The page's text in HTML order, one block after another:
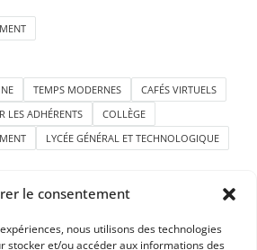
le consentement
nous utilisons des technologies
stocker et/ou accéder aux informations des
TEMPS MODERNES
CAFÉS VIRTUELS
LES ADHÉRENTS
COLLÈGE
LYCÉE GÉNÉRAL ET TECHNOLOGIQUE